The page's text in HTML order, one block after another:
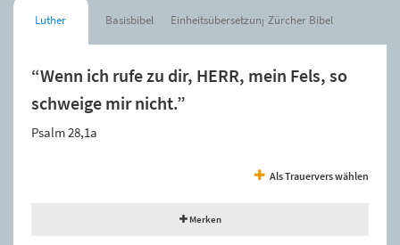
Luther Basisbibel Einheitsübersetzung Zürcher Bibel
“Wenn ich rufe zu dir, HERR, mein Fels, so
schweige mir nicht.”
Psalm 28,1a
Als Trauervers wählen
Merken